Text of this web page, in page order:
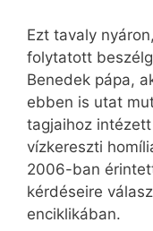
Ezt tavaly
folytatott
Benedek pápa,
ebben is utat
tagjaihoz
vízkereszti
2006-ban
kérdéseire
enciklikában.